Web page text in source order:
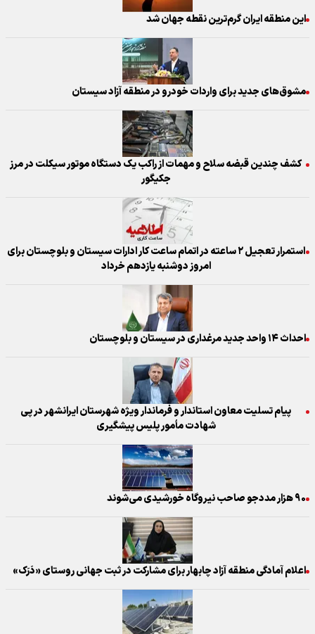
این منطقه ایران گرم‌ترین نقطه جهان شد
مشوق‌های جدید برای واردات خودرو در منطقه آزاد سیستان
کشف چندین قبضه سلاح و مهمات از راکب یک دستگاه موتور سیکلت در مرز
جکیگور
استمرار تعجیل ۲ ساعته در اتمام ساعت کار ادارات سیستان و بلوچستان برای
امروز دوشنبه یازدهم خرداد
احداث ۱۴ واحد جدید مرغداری در سیستان و بلوچستان
پیام تسلیت معاون استاندار و فرماندار ویژه شهرستان ایرانشهر در پی
شهادت مأمور پلیس پیشگیری
۹۰ هزار مددجو صاحب نیروگاه خورشیدی می‌شوند
اعلام آمادگی منطقه آزاد چابهار برای مشارکت در ثبت جهانی روستای «دَرَک»